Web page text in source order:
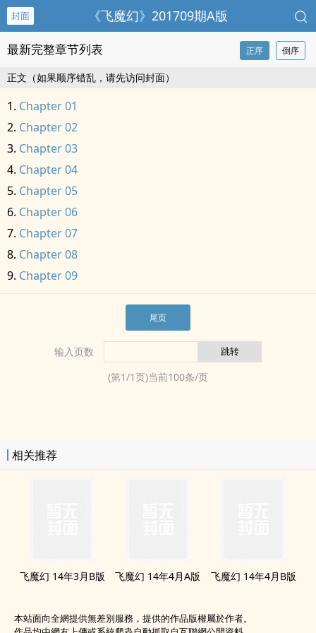
封面 《飞魔幻》201709期A版
最新完整章节列表 正序 倒序
正文（如果顺序错乱，请先访问封面）
Chapter 01
Chapter 02
Chapter 03
Chapter 04
Chapter 05
Chapter 06
Chapter 07
Chapter 08
Chapter 09
尾页
输入页数
(第1/1页)当前100条/页
相关推荐
飞魔幻 14年3月B版 飞魔幻 14年4月A版 飞魔幻 14年4月B版
本站面向全網提供無差別服務，提供的作品版權屬於作者。